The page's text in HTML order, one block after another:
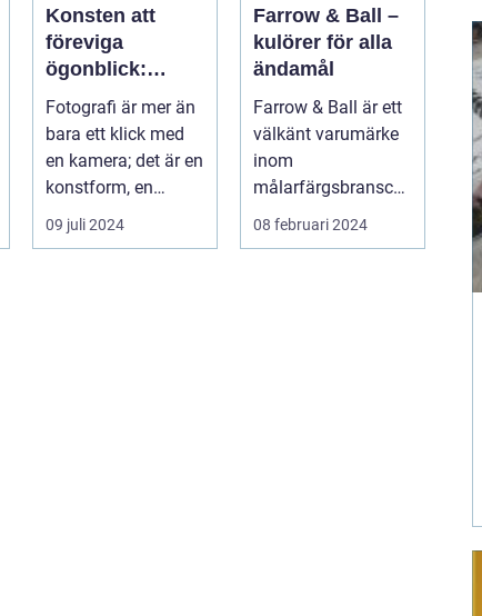
Konsten att
föreviga
ögonblick:
Fotografens
värld
Fotografi är mer än
bara ett klick med
en kamera; det är en
konstform, en
berätt...
09 juli 2024
Farrow & Ball –
kulörer för alla
ändamål
Farrow & Ball är ett
välkänt varumärke
inom
målarfärgsbransche
n s...
08 februari 2024